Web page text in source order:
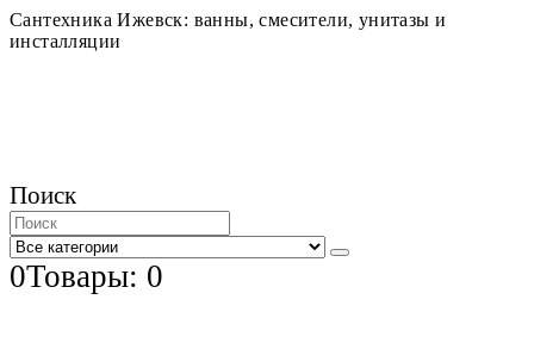
Сантехника Ижевск: ванны, смесители, унитазы и
инсталляции
Поиск
0Товары: 0